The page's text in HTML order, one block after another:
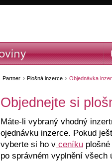
Partner Plošná inzerce Objednávka
Objednejte si
Máte-li vybraný vhodný
ojednávku inzerce. Pokud
vyberte si ho v ceníku
po správném vyplnění